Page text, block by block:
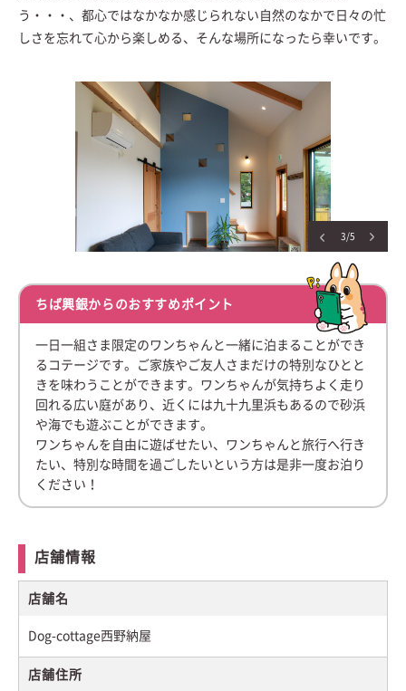
3/5
う・・・、都心ではなかなか感じられない自然のなかで日々の忙
しさを忘れて心から楽しめる、そんな場所になったら幸いです。
ちば興銀からのおすすめポイント
一日一組さま限定のワンちゃんと一緒に泊まることができ
るコテージです。ご家族やご友人さまだけの特別なひとと
きを味わうことができます。ワンちゃんが気持ちよく走り
回れる広い庭があり、近くには九十九里浜もあるので砂浜
や海でも遊ぶことができます。
ワンちゃんを自由に遊ばせたい、ワンちゃんと旅行へ行き
たい、特別な時間を過ごしたいという方は是非一度お泊り
ください！
店舗情報
店舗名
Dog-cottage西野納屋
店舗住所